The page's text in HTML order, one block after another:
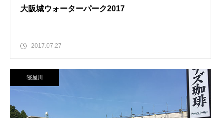
大阪城ウォーターパーク2017
2017.07.27
寝屋川